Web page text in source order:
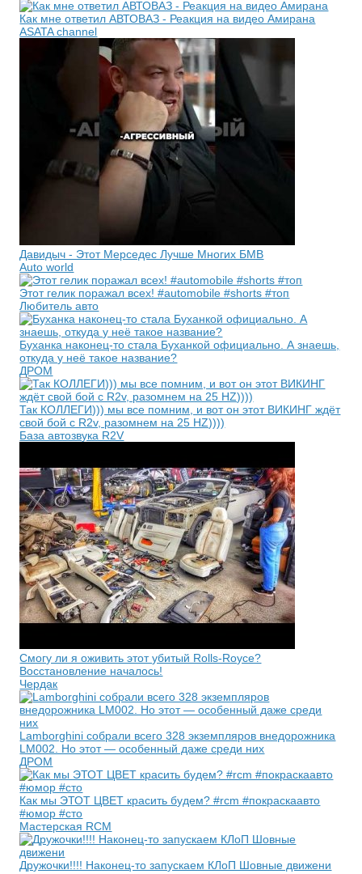
Как мне ответил АВТОВАЗ - Реакция на видео Амирана
ASATA channel
Давидыч - Этот Мерседес Лучше Многих БМВ
Auto world
Этот гелик поражал всех! #automobile #shorts #топ
Любитель авто
Буханка наконец-то стала Буханкой официально. А знаешь,
откуда у неё такое название?
ДРОМ
Так КОЛЛЕГИ))) мы все помним, и вот он этот ВИКИНГ ждёт
свой бой с R2v, разомнем на 25 HZ))))
База автозвука R2V
Смогу ли я оживить этот убитый Rolls-Royce?
Восстановление началось!
Чердак
Lamborghini собрали всего 328 экземпляров внедорожника
LM002. Но этот — особенный даже среди них
ДРОМ
Как мы ЭТОТ ЦВЕТ красить будем? #rcm #покраскаавто
#юмор #сто
Мастерская RCM
Дружочки!!!! Наконец-то запускаем КЛоП Шовные движени